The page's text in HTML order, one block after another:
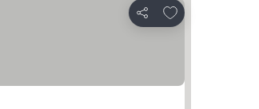
Deli
Dodati u favorite